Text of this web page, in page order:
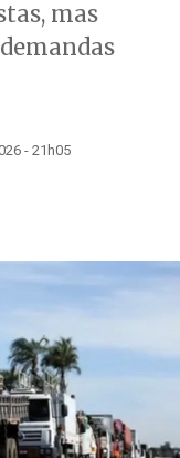
mas
- 21h05